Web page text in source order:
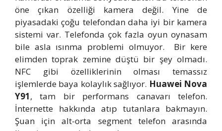
öne çıkan özelliği kamera değil. Yine de
piyasadaki çoğu telefondan daha iyi bir kamera
sistemi var. Telefonda çok fazla oyun oynasam
bile asla ısınma problemi olmuyor. Bir kere
elimden toprak zemine düştü bir şey olmadı.
NFC gibi özelliklerinin olması temassız
işlemlerde baya kolaylık sağlıyor. Huawei Nova
Y91, tam bir performans canavarı telefon.
İnternette hakkında atıp tutanlara bakmayın.
Şuan için alt-orta segment telefon arasında